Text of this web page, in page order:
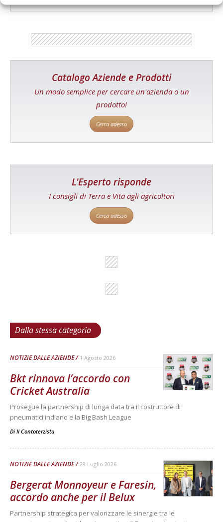
Catalogo Aziende e Prodotti
Un modo semplice per cercare un'azienda o un
prodotto!
Cerca adesso
L'Esperto risponde
I consigli di Terra e Vita agli agricoltori
Cerca adesso
Dalla stessa categoria
NOTIZIE DALLE AZIENDE 1 Agosto 2026
Bkt rinnova l’accordo con
Cricket Australia
Prosegue la partnership di lunga data tra il costruttore di
pneumatici indiano e la Big Bash League
Di Il Contoterzista
NOTIZIE DALLE AZIENDE 28 Luglio 2026
Bergerat Monnoyeur e Faresin,
accordo anche per il Belux
Partnership strategica per valorizzare le sinergie tra le